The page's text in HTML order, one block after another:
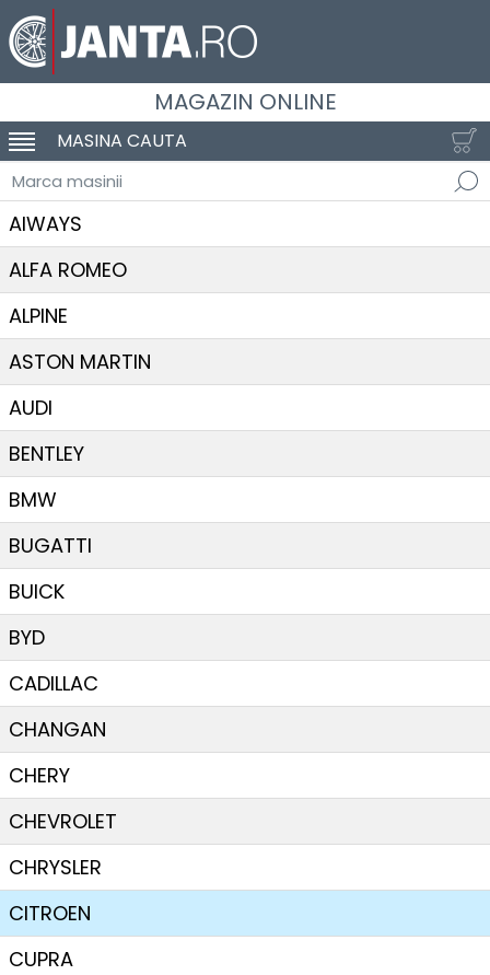
MAGAZIN ONLINE
SCHIMBA NAVIGAREA
MASINA CAUTA
Marca masinii
AIWAYS
ALFA ROMEO
ALPINE
ASTON MARTIN
AUDI
BENTLEY
BMW
BUGATTI
BUICK
BYD
CADILLAC
CHANGAN
CHERY
CHEVROLET
CHRYSLER
CITROEN
CUPRA